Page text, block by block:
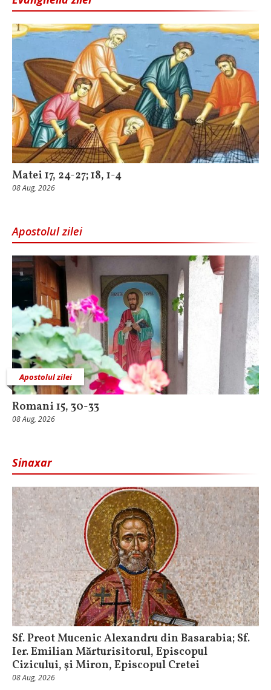
Matei 17, 24-27; 18, 1-4
08 Aug, 2026
Apostolul zilei
Apostolul zilei
Romani 15, 30-33
08 Aug, 2026
Sinaxar
Sf. Preot Mucenic Alexandru din Basarabia; Sf.
Ier. Emilian Mărturisitorul, Episcopul
Cizicului, şi Miron, Episcopul Cretei
08 Aug, 2026